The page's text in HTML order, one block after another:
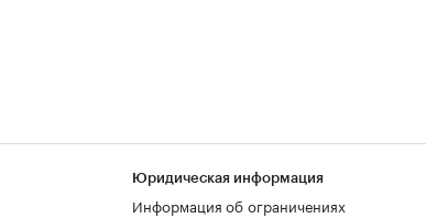
Юридическая информация
Информация об ограничениях